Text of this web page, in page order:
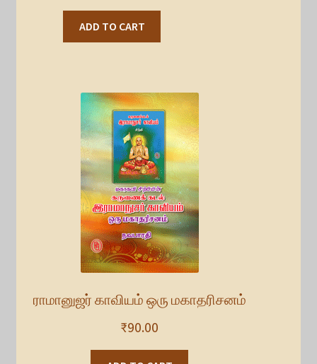
ADD TO CART
ராமானுஜர் காவியம் ஒரு மகாதரிசனம்
₹90.00